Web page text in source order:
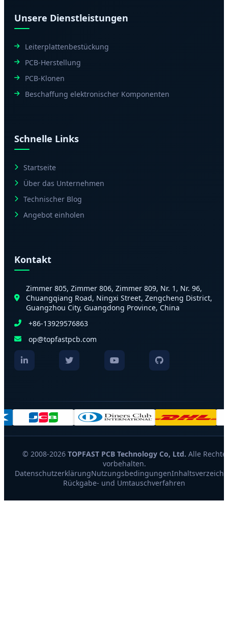
Unsere Dienstleistungen
Leiterplattenbestückung
PCB-Herstellung
PCB-Klonen
Beschaffung elektronischer Komponenten
Schnelle Links
Startseite
Über das Unternehmen
Technischer Blog
Angebot einholen
Kontakt
Zimmer 805, Zimmer 806, Zimmer 809, Nr. 1, Nr. 96,
Chuangqiang Road, Ningxi Street, Zengcheng District,
Guangzhou City, Guangdong Province, China
+86-13929576863
op@topfastpcb.com
© 2008-2026 TOPFAST PCB Technology Co, Ltd. Alle Rechte
vorbehalten.
DatenschutzerklärungNutzungsbedingungen
Rückgabe- und Umtauschverfahren